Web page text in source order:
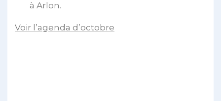
à Arlon.
Voir l’agenda d’octobre